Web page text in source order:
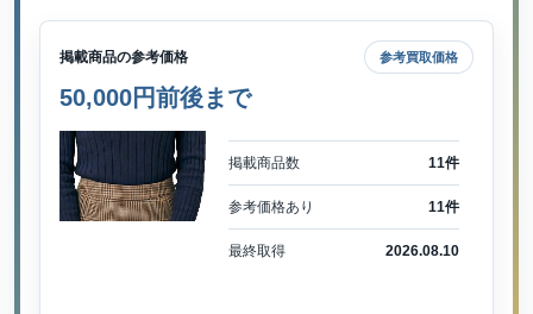
掲載商品の参考価格 参考買取価格
50,000円前後まで
掲載商品数 11件
参考価格あり 11件
最終取得 2026.08.10